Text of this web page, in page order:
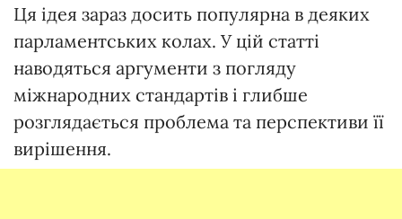
Ця ідея зараз досить популярна в деяких
парламентських колах. У цій статті
наводяться аргументи з погляду
міжнародних стандартів і глибше
розглядається проблема та перспективи її
вирішення.